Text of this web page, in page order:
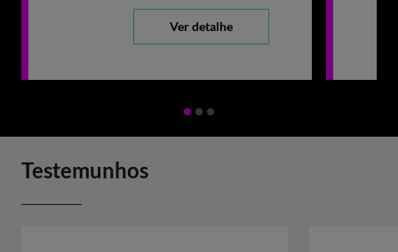
Ver detalhe
Testemunhos